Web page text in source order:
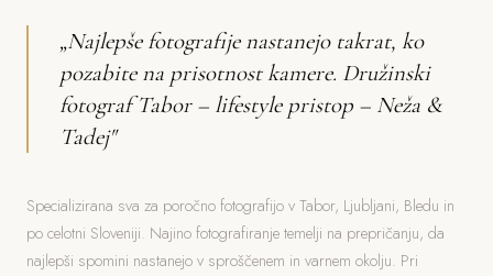
„Najlepše fotografije nastanejo takrat, ko
pozabite na prisotnost kamere. Družinski
fotograf Tabor – lifestyle pristop – Neža &
Tadej"
Specializirana sva za poročno fotografijo v Tabor, Ljubljani, Bledu in
po celotni Sloveniji. Najino fotografiranje temelji na prepričanju, da
najlepši spomini nastanejo v sproščenem in varnem okolju. Pri